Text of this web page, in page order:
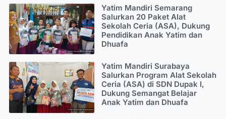
Yatim Mandiri Semarang
Salurkan 20 Paket Alat
Sekolah Ceria (ASA), Dukung
Pendidikan Anak Yatim dan
Dhuafa
Yatim Mandiri Surabaya
Salurkan Program Alat Sekolah
Ceria (ASA) di SDN Dupak I,
Dukung Semangat Belajar
Anak Yatim dan Dhuafa